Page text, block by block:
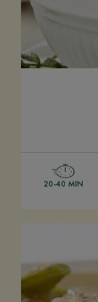
20-40 MIN